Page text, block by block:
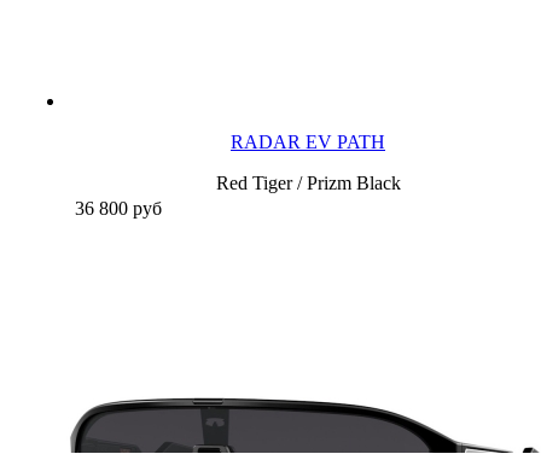
RADAR EV PATH
Red Tiger / Prizm Black
36 800 руб